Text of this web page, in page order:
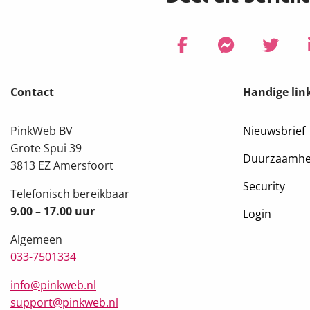
Delen via Facebook
Delen
Delen via
Delen
Facebook
Delen
Delen
Twitter
Site
footer
Contact
PinkWeb BV
Grote Spui 39
3813 EZ Amersfoort
Telefonisch bereikbaar
9.00 – 17.00 uur
Algemeen
033-7501334
info@pinkweb.nl
support@pinkweb.nl
Handige
Nieuwsbrief
Security
Login